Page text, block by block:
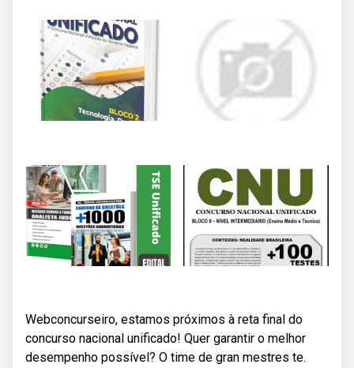
Webconcurseiro, estamos próximos à reta final do
concurso nacional unificado! Quer garantir o melhor
desempenho possível? O time de gran mestres te.